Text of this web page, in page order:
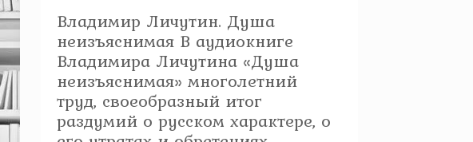
Владимир Личутин. Душа
неизъяснимая В аудиокниге
Владимира Личутина «Душа
неизъяснимая» многолетний
труд, своеобразный итог
раздумий о русском характере, о